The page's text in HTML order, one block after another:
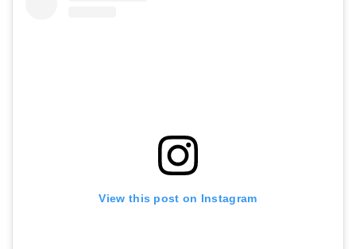
View this post on Instagram